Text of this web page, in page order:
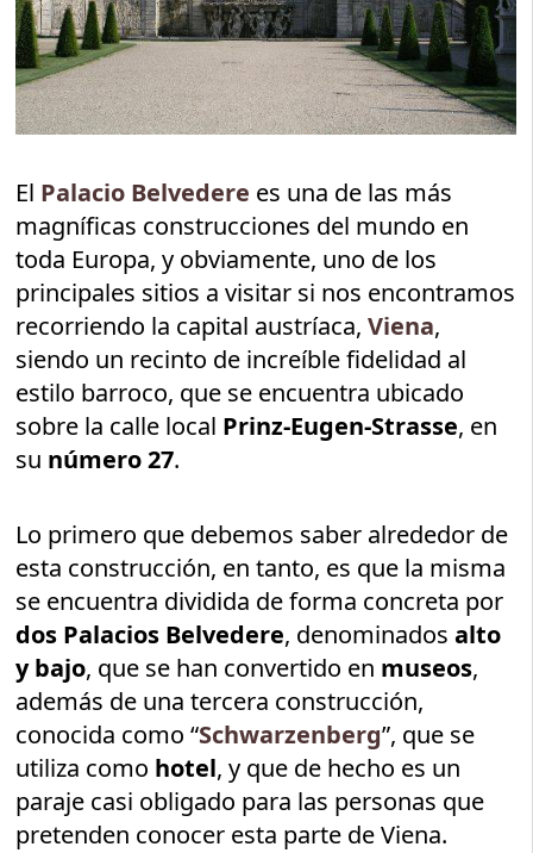
El Palacio Belvedere es una de las más
magníficas construcciones del mundo en
toda Europa, y obviamente, uno de los
principales sitios a visitar si nos encontramos
recorriendo la capital austríaca,Viena,
siendo un recinto de increíble fidelidad al
estilo barroco, que se encuentra ubicado
sobre la calle local Prinz-Eugen-Strasse, en
su número 27.
Lo primero que debemos saber alrededor de
esta construcción, en tanto, es que la misma
se encuentra dividida de forma concreta por
dos Palacios Belvedere, denominadosalto
y bajo, que se han convertido en museos,
además de una tercera construcción,
conocida como “Schwarzenberg”, que se
utiliza como hotel, y que de hecho es un
paraje casi obligado para las personas que
pretenden conocer esta parte de Viena.